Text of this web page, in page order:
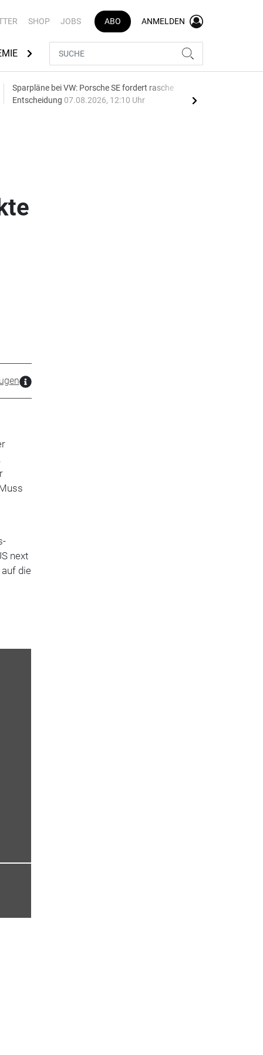
SHOP JOBS ABO ANMELDEN
AUTOMARKEN
Sparpläne bei VW: Porsche SE fordert rasche
Entscheidung 07.08.2026, 12:10 Uhr
next
die